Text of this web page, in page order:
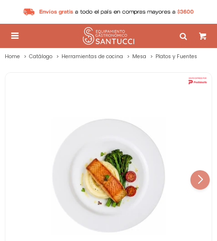

Home Catálogo Herramientas de cocina Mesa Platos y Fuentes